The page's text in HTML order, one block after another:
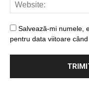
Salvează-mi numele,
pentru data viitoare